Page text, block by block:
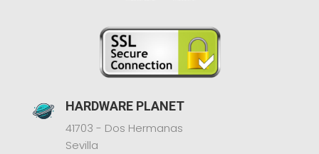
HARDWARE PLANET
41703 - Dos Hermanas
Sevilla